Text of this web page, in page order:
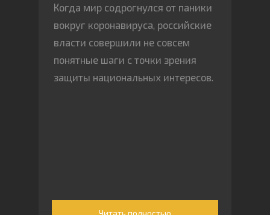
Когда мир содрогнулся от паники
вокруг коронавируса, российские
власти совершили не совсем
понятные шаги с точки зрения
защиты национальных интересов.
Читать полностью